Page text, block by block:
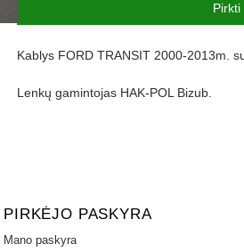
Pirkti
Kablys FORD TRANSIT 2000-2013m.
Lenkų gamintojas HAK-POL Bizub.
PIRKĖJO PASKYRA
Mano paskyra